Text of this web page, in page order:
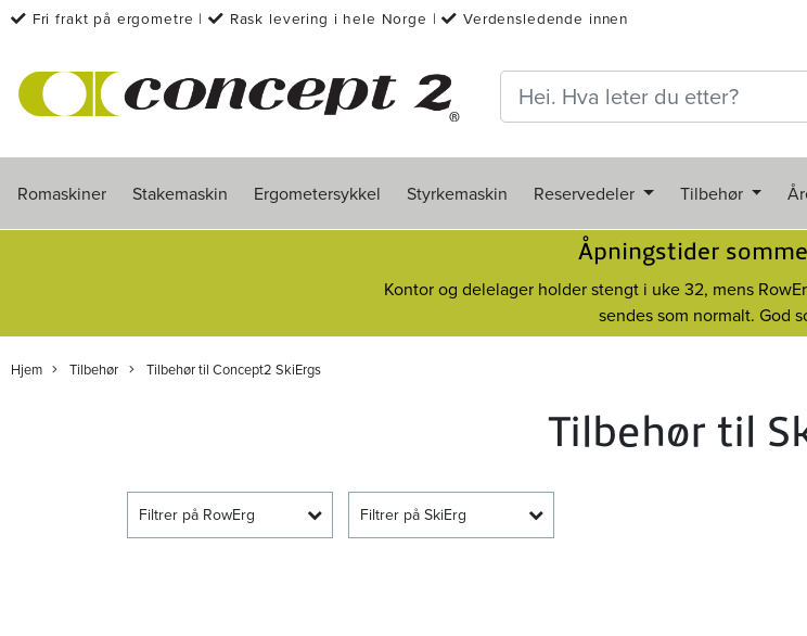
Fri frakt på ergometre | Rask levering i hele Norge |
Verdensledende innen
Romaskiner Stakemaskin Ergometersykkel Styrkemaskin Reservedeler Tilbehør
Åpningstider
Kontor og delelager holder stengt i uke 32, mens
sendes som normalt. God
Hjem Tilbehør Tilbehør til Concept2 SkiErgs
Tilbehør til
Filtrer på RowErg Filtrer på SkiErg